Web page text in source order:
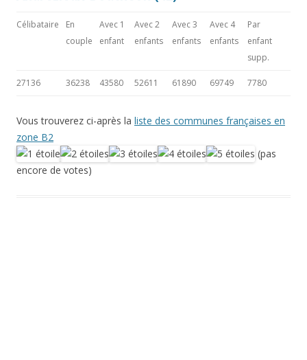
Célibataire
En
couple
Avec 1
enfant
Avec 2
enfants
Avec 3
enfants
Avec 4
enfants
Par
enfant
supp.
27136 36238 43580 52611 61890 69749 7780
Vous trouverez ci-après la liste des communes françaises en
zone B2
(pas
encore de votes)